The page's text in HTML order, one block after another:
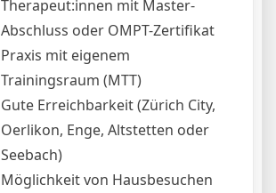
Therapeut:innen mit Master-
Abschluss oder OMPT-Zertifikat
Praxis mit eigenem
Trainingsraum (MTT)
Gute Erreichbarkeit (Zürich City,
Oerlikon, Enge, Altstetten oder
Seebach)
Möglichkeit von Hausbesuchen